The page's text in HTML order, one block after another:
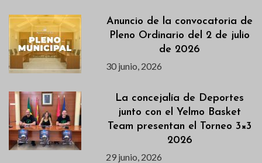
Anuncio de la convocatoria de
Pleno Ordinario del 2 de julio
de 2026
30 junio, 2026
La concejalía de Deportes
junto con el Yelmo Basket
Team presentan el Torneo 3×3
2026
29 junio, 2026